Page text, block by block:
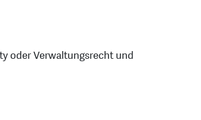
oder Verwaltungsrecht und